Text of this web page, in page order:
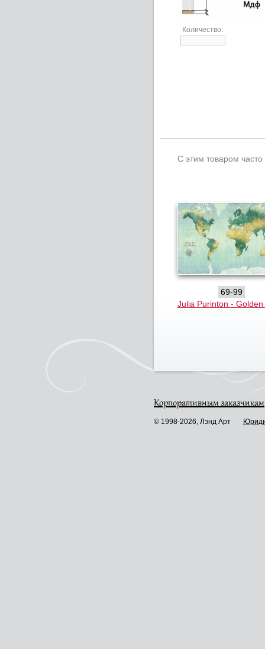
Количество:
С этим товаром часто
69-99
Julia Purinton - Golden
Корпоративным заказчикам
© 1998-2026, Лэнд Арт